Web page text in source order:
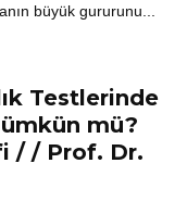
büyük gururunu...
Testlerinde
mü?
/ / Prof. Dr.